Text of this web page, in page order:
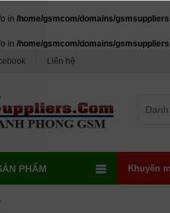
in /home/gsmcom/domains/
in /home/gsmcom/domains/
Liên hệ
PHẨM Khuyến